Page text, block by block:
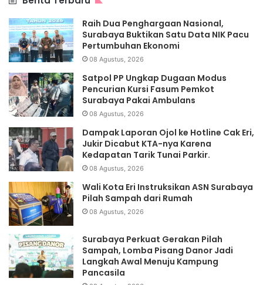
Raih Dua Penghargaan Nasional,
Surabaya Buktikan Satu Data NIK Pacu
Pertumbuhan Ekonomi
08 Agustus, 2026
Satpol PP Ungkap Dugaan Modus
Pencurian Kursi Fasum Pemkot
Surabaya Pakai Ambulans
08 Agustus, 2026
Dampak Laporan Ojol ke Hotline Cak Eri,
Jukir Dicabut KTA-nya Karena
Kedapatan Tarik Tunai Parkir.
08 Agustus, 2026
Wali Kota Eri Instruksikan ASN Surabaya
Pilah Sampah dari Rumah
08 Agustus, 2026
Surabaya Perkuat Gerakan Pilah
Sampah, Lomba Pisang Danor Jadi
Langkah Awal Menuju Kampung
Pancasila